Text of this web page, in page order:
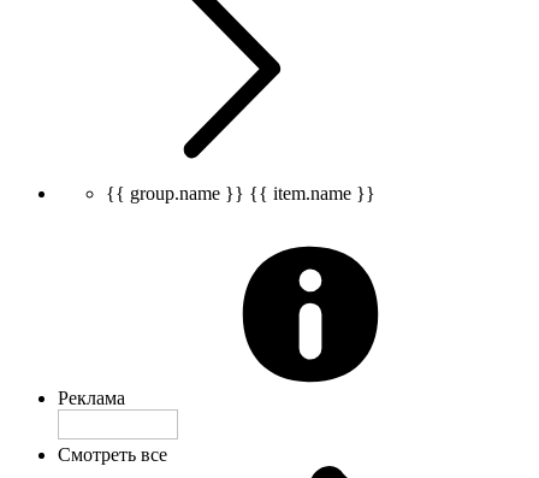
{{ group.name }} {{ item.name }}
Реклама
Смотреть все